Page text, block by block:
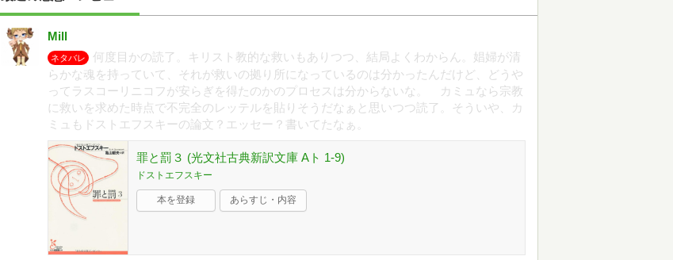
Mill
ネタバレ
何度目かの読了。キリスト教的な救いもありつつ、結局よくわからん。娼婦が清
らかな魂を持っていて、それが救いの拠り所になっているのは分かったんだけど、どうや
ってラスコーリニコフが安らぎを得たのかのプロセスは分からないな。 カミュなら宗教
に救いを求めた時点で不完全のレッテルを貼りそうだなぁと思いつつ読了。そういや、カ
ミュもドストエフスキーの論文？エッセー？書いてたなぁ。
罪と罰３ (光文社古典新訳文庫 Aト 1-9)
ドストエフスキー
本を登録 あらすじ・内容